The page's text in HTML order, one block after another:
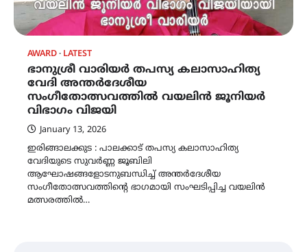
AWARD LATEST
ഭാനുശ്രീ വാരിയർ തപസ്യ കലാസാഹിത്യ
വേദി അന്തർദേശീയ
സംഗീതോത്സവത്തിൽ വയലിൻ ജൂനിയർ
വിഭാഗം വിജയി
January 13, 2026
ഇരിങ്ങാലക്കുട : പാലക്കാട് തപസ്യ കലാസാഹിത്യ
വേദിയുടെ സുവർണ്ണ ജൂബിലി
ആഘോഷങ്ങളോടനുബന്ധിച്ച് അന്തർദേശീയ
സംഗീതോത്സവത്തിന്റെ ഭാഗമായി സംഘടിപ്പിച്ച വയലിൻ
മത്സരത്തിൽ…